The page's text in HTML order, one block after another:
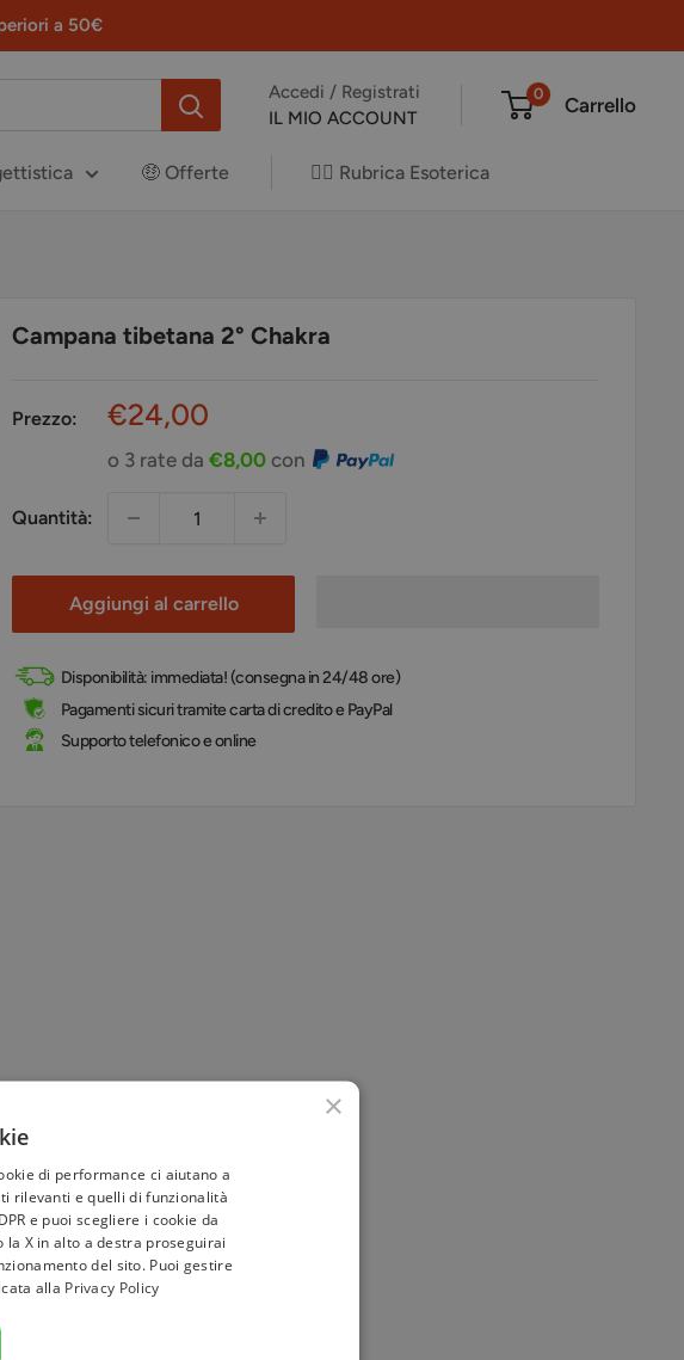
a 50€
Accedi / Registrati
IL MIO ACCOUNT
0 Carrello
🤑 Offerte ✍🏻 Rubrica Esoterica
Campana tibetana 2° Chakra
Prezzo:
Prezzo
scontato
€24,00
o 3 rate da€8,00 con
Quantità:
Aggiungi al carrello
Disponibilità: immediata! (consegna in 24/48 ore)
Pagamenti sicuri tramite carta di credito e PayPal
Supporto telefonico e online
×
di performance ci aiutano a
rilevanti e quelli di funzionalità
e puoi scegliere i cookie da
la X in alto a destra proseguirai
del sito. Puoi gestire
alla Privacy Policy